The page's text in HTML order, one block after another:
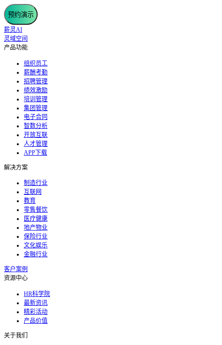
预约演示
薪灵AI
灵域空间
产品功能
组织员工
薪酬考勤
招聘管理
绩效激励
培训管理
集团管理
电子合同
智数分析
开放互联
人才管理
APP下载
解决方案
制造行业
互联网
教育
零售餐饮
医疗健康
地产物业
保险行业
文化娱乐
金融行业
客户案例
资源中心
HR科学院
最新资讯
精彩活动
产品价值
关于我们